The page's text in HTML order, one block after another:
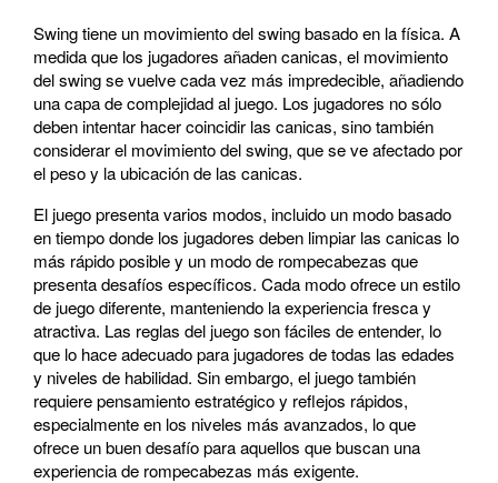
Swing tiene un movimiento del swing basado en la física. A
medida que los jugadores añaden canicas, el movimiento
del swing se vuelve cada vez más impredecible, añadiendo
una capa de complejidad al juego. Los jugadores no sólo
deben intentar hacer coincidir las canicas, sino también
considerar el movimiento del swing, que se ve afectado por
el peso y la ubicación de las canicas.
El juego presenta varios modos, incluido un modo basado
en tiempo donde los jugadores deben limpiar las canicas lo
más rápido posible y un modo de rompecabezas que
presenta desafíos específicos. Cada modo ofrece un estilo
de juego diferente, manteniendo la experiencia fresca y
atractiva. Las reglas del juego son fáciles de entender, lo
que lo hace adecuado para jugadores de todas las edades
y niveles de habilidad. Sin embargo, el juego también
requiere pensamiento estratégico y reflejos rápidos,
especialmente en los niveles más avanzados, lo que
ofrece un buen desafío para aquellos que buscan una
experiencia de rompecabezas más exigente.